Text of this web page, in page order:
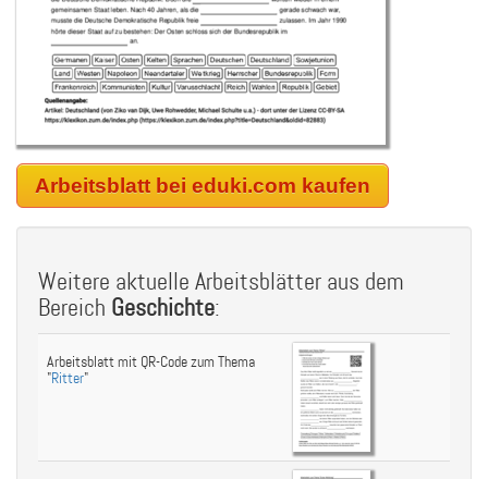
Arbeitsblatt bei eduki.com kaufen
Weitere aktuelle Arbeitsblätter aus dem
Bereich Geschichte:
Arbeitsblatt mit QR-Code zum Thema
"Ritter"